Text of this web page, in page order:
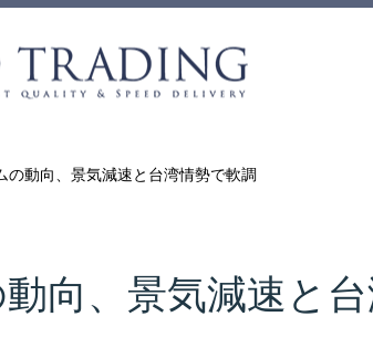
の動向、景気減速と台湾情勢で軟調
向、景気減速と